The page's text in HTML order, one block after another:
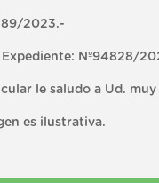
2023.-
Nº94828/
le saludo a Ud.
es ilustrativa.